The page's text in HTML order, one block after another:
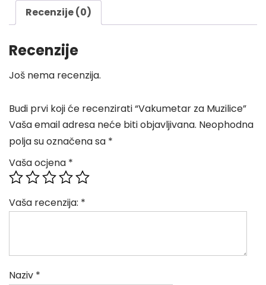
Recenzije (0)
Recenzije
Još nema recenzija.
Budi prvi koji će recenzirati “Vakumetar za Muzilice”
Vaša email adresa neće biti objavljivana. Neophodna
polja su označena sa *
Vaša ocjena *
Vaša recenzija: *
Naziv *